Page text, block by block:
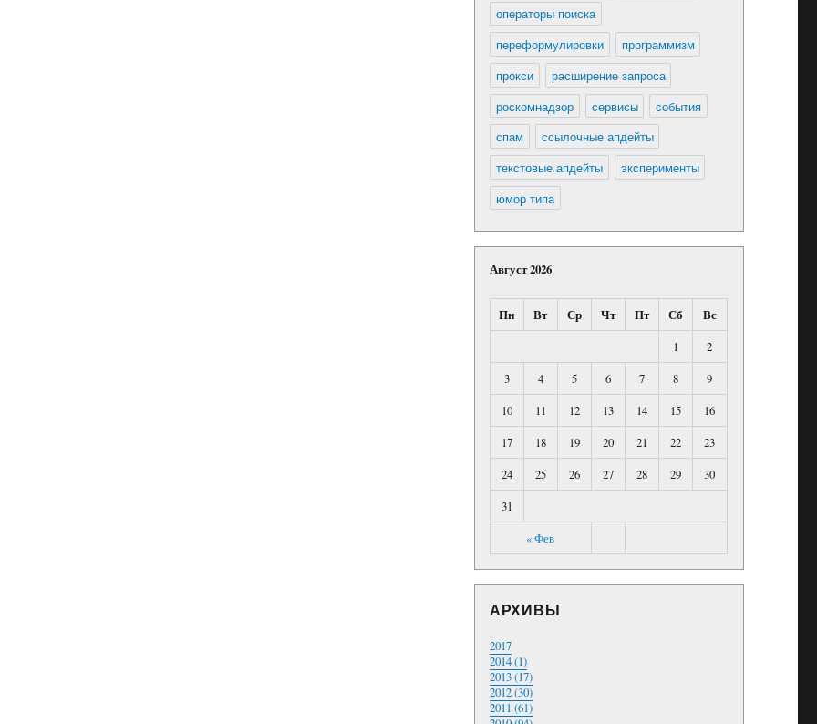
операторы поиска
переформулировки
программизм
прокси
расширение запроса
роскомнадзор
сервисы
события
спам
ссылочные апдейты
текстовые апдейты
эксперименты
юмор типа
Август 2026
Пн Вт Ср Чт Пт Сб Вс
« Фев
1
2
3
4 5 6 7 8
9
10
11 12 13 14 15
16
17
18 19 20 21 22
23
24
25 26 27 28 29
30
31
АРХИВЫ
2017
2014 (1)
2013 (17)
2012 (30)
2011 (61)